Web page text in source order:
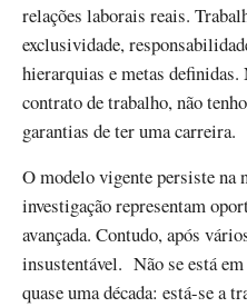
relações laborais reais.
exclusividade,
hierarquias e metas
contrato de trabalho, não
garantias de ter uma carreira.
O modelo vigente persiste na
investigação representam
avançada. Contudo, após
insustentável. Não se está
quase uma década: está-se a